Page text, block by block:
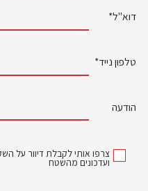
דוא"ל*
טלפון נייד*
הודעה
צרפו אותי לקבלת דיוור על
ועדכונים מהשטח